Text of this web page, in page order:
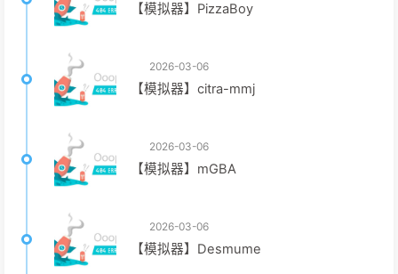
【模拟器】PizzaBoy
2026-03-06
【模拟器】citra-mmj
2026-03-06
【模拟器】mGBA
2026-03-06
【模拟器】Desmume